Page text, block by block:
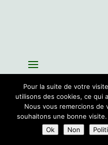
Pour la suite de votre
utilisons des cookies, ce qui
Nous vous remercions de
souhaitons une bonne
Ok
Non